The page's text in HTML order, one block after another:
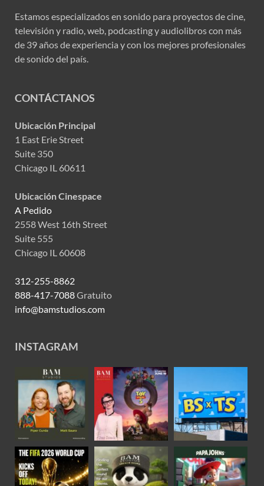
Estamos especializados en sonido para proyectos de cine,
televisión y radio, web, podcasting y audiolibros con más
de 39 años de experiencia y con los mejores profesionales
de sonido del país.
CONTÁCTANOS
Ubicación Principal
1 East Erie Street
Suite 350
Chicago IL 60611
Ubicación Cinespace
A Pedido
2558 West 16th Street
Suite 555
Chicago IL 60608
312-255-8862
888-417-7088Gratuito
info@bamstudios.com
INSTAGRAM